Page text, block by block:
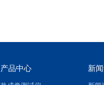
产品中心 新